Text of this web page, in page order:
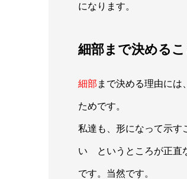
になります。
細部まで決める
細部 まで決める理由には
ためです。
私達も、形になって示
い というところが正直
です。当然です。